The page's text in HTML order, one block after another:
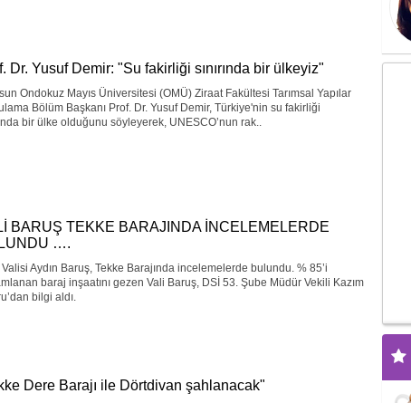
Dr. Yusuf Demir: "Su fakirliği sınırında bir ülkeyiz"
Ondokuz Mayıs Üniversitesi (OMÜ) Ziraat Fakültesi Tarımsal Yapılar
Bölüm Başkanı Prof. Dr. Yusuf Demir, Türkiye'nin su fakirliği
bir ülke olduğunu söyleyerek, UNESCO’nun rak..
BARUŞ TEKKE BARAJINDA İNCELEMELERDE
….
Valisi Aydın Baruş, Tekke Barajında incelemelerde bulundu. % 85’i
baraj inşaatını gezen Vali Baruş, DSİ 53. Şube Müdür Vekili Kazım
bilgi aldı.
Dere Barajı ile Dörtdivan şahlanacak"